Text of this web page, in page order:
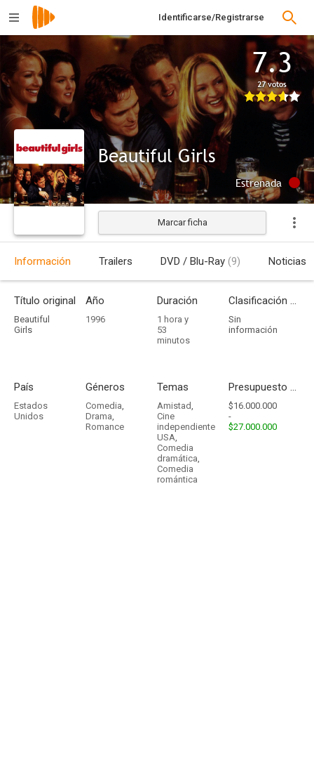
Identificarse/Registrarse
7.3
27 votos
Beautiful Girls
Estrenada
Marcar ficha
Información Trailers DVD / Blu-Ray (9) Noticias
Título original
Beautiful
Girls
Año
1996
Duración
1 hora y
53
minutos
Clasificación por edades
Sin
información
País
Estados
Unidos
Géneros
Comedia,
Drama,
Romance
Temas
Amistad,
Cine
independiente
USA,
Comedia
dramática,
Comedia
romántica
Presupuesto - Ingresos
$16.000.000
-
$27.000.000